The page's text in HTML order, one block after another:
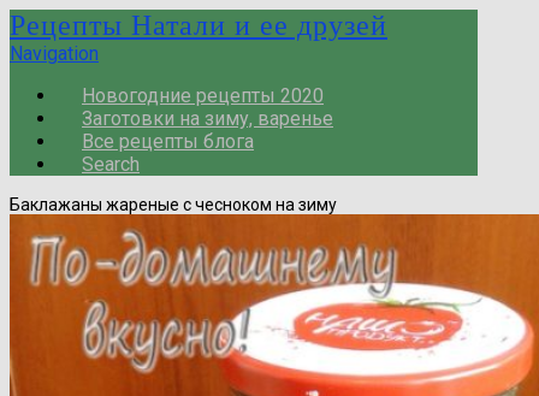
Рецепты Натали и ее друзей
Navigation
Новогодние рецепты 2020
Заготовки на зиму, варенье
Все рецепты блога
Search
Баклажаны жареные с чесноком на зиму